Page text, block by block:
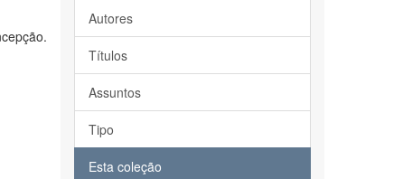
Autores
Títulos
Assuntos
Tipo
Esta coleção